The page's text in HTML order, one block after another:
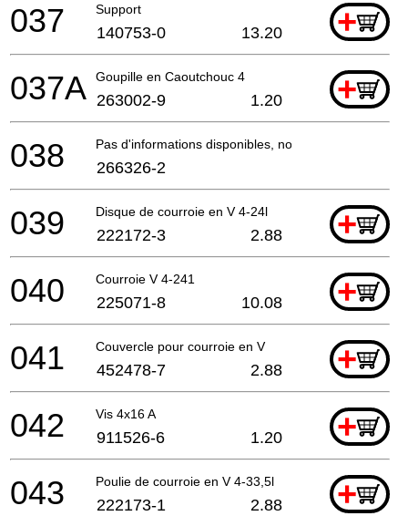
Support +
037 140753-0 13.20
Goupille en Caoutchouc 4 +
037A 263002-9 1.20
Pas d'informations disponibles, non commandable
038 266326-2
Disque de courroie en V 4-24l +
039 222172-3 2.88
Courroie V 4-241 +
040 225071-8 10.08
Couvercle pour courroie en V +
041 452478-7 2.88
Vis 4x16 A +
042 911526-6 1.20
Poulie de courroie en V 4-33,5l +
043 222173-1 2.88